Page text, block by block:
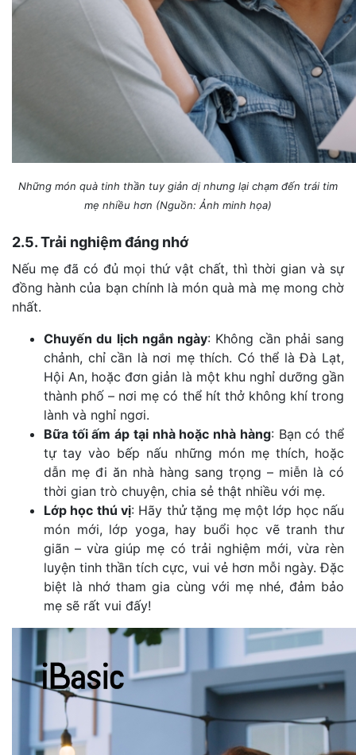
Những món quà tinh thần tuy giản dị nhưng lại chạm đến trái tim
mẹ nhiều hơn (Nguồn: Ảnh minh họa)
2.5. Trải nghiệm đáng nhớ
Nếu mẹ đã có đủ mọi thứ vật chất, thì thời gian và sự
đồng hành của bạn chính là món quà mà mẹ mong chờ
nhất.
Chuyến du lịch ngắn ngày: Không cần phải sang
chảnh, chỉ cần là nơi mẹ thích. Có thể là Đà Lạt,
Hội An, hoặc đơn giản là một khu nghỉ dưỡng gần
thành phố – nơi mẹ có thể hít thở không khí trong
lành và nghỉ ngơi.
Bữa tối ấm áp tại nhà hoặc nhà hàng: Bạn có thể
tự tay vào bếp nấu những món mẹ thích, hoặc
dẫn mẹ đi ăn nhà hàng sang trọng – miễn là có
thời gian trò chuyện, chia sẻ thật nhiều với mẹ.
Lớp học thú vị: Hãy thử tặng mẹ một lớp học nấu
món mới, lớp yoga, hay buổi học vẽ tranh thư
giãn – vừa giúp mẹ có trải nghiệm mới, vừa rèn
luyện tinh thần tích cực, vui vẻ hơn mỗi ngày. Đặc
biệt là nhớ tham gia cùng với mẹ nhé, đảm bảo
mẹ sẽ rất vui đấy!